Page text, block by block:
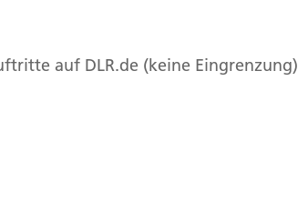
auf DLR.de (keine Eingrenzung)